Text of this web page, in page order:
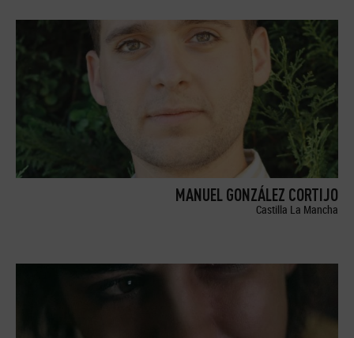
MANUEL GONZÁLEZ CORTIJO
Castilla La Mancha